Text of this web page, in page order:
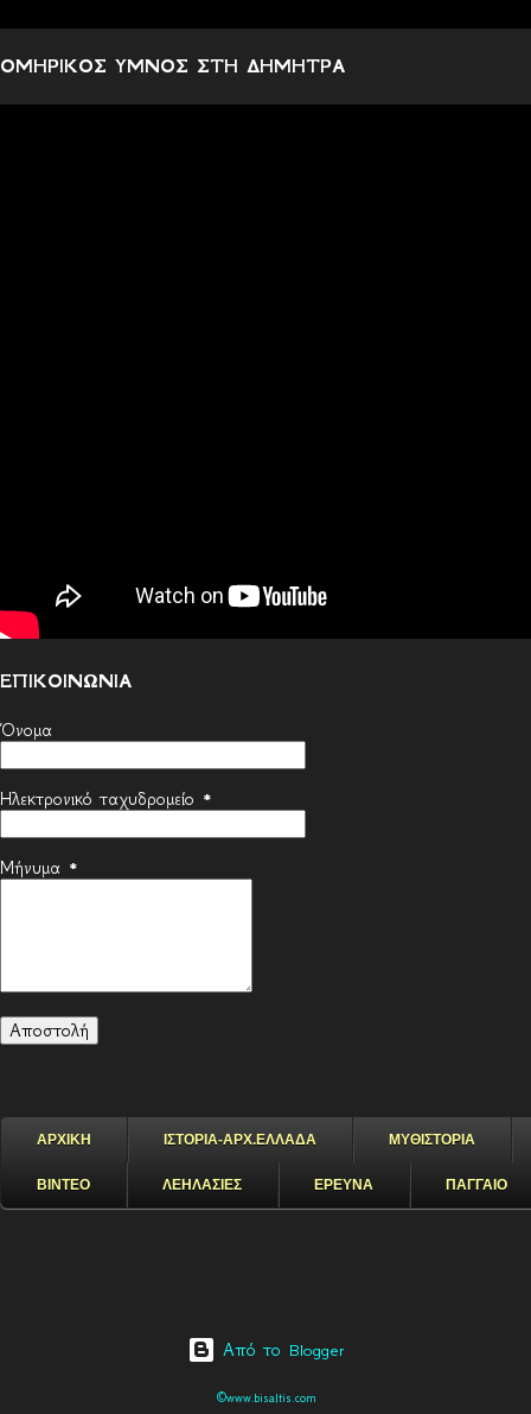
ό
λ
ΟΜΗΡΙΚΟΣ ΥΜΝΟΣ ΣΤΗ ΔΗΜΗΤΡΑ
ΕΠΙΚΟΙΝΩΝΙΑ
Όνομα
Ηλεκτρονικό ταχυδρομείο *
Μήνυμα *
ΑΡΧΙΚΗ ΙΣΤΟΡΙΑ-ΑΡΧ.ΕΛΛΑΔΑ ΜΥΘΙΣΤΟΡΙΑ
ΒΙΝΤΕΟ ΛΕΗΛΑΣΙΕΣ ΕΡΕΥΝΑ ΠΑΓΓΑΙΟ
Από το Blogger
©www.bisaltis.com